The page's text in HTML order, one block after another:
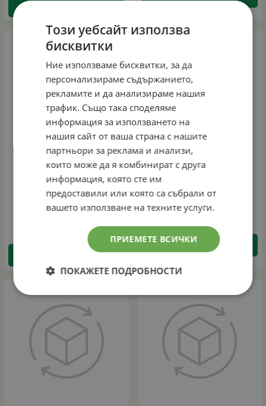
Мащерка - бабина
душица
0,5 г
0.80 € / 1.56 лв.
Незабравка
0.80 € / 1.56
КУПИ
Този уебсайт използва
бисквитки
Ние използваме бисквитки, за да
персонализираме съдържанието,
рекламите и да анализираме нашия
трафик. Също така споделяме
информация за използването на
нашия сайт от ваша страна с нашите
партньори за реклама и анализи,
които може да я комбинират с друга
информация, която сте им
предоставили или която са събрали от
вашето използване на техните услуги.
ПРИЕМЕТЕ ВСИЧКИ
ПОКАЖЕТЕ ПОДРОБНОСТИ